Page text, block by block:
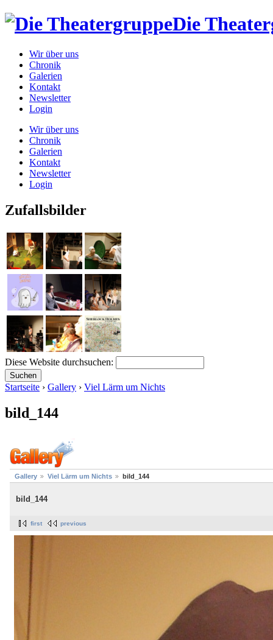
Die
Wir über uns
Chronik
Galerien
Kontakt
Newsletter
Login
Wir über uns
Chronik
Galerien
Kontakt
Newsletter
Login
Zufallsbilder
Diese Website durchsuchen:
Startseite › Gallery › Viel Lärm um Nichts
bild_144
Gallery Viel Lärm um Nichts bild_144
bild_144
first previous